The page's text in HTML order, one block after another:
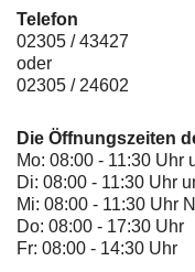
Telefon
02305 / 43427
oder
02305 / 24602
Die Öffnungszeiten
Mo: 08:00 - 11:30 Uhr
Di: 08:00 - 11:30 Uhr
Mi: 08:00 - 11:30 Uhr
Do: 08:00 - 17:30 Uhr
Fr: 08:00 - 14:30 Uhr